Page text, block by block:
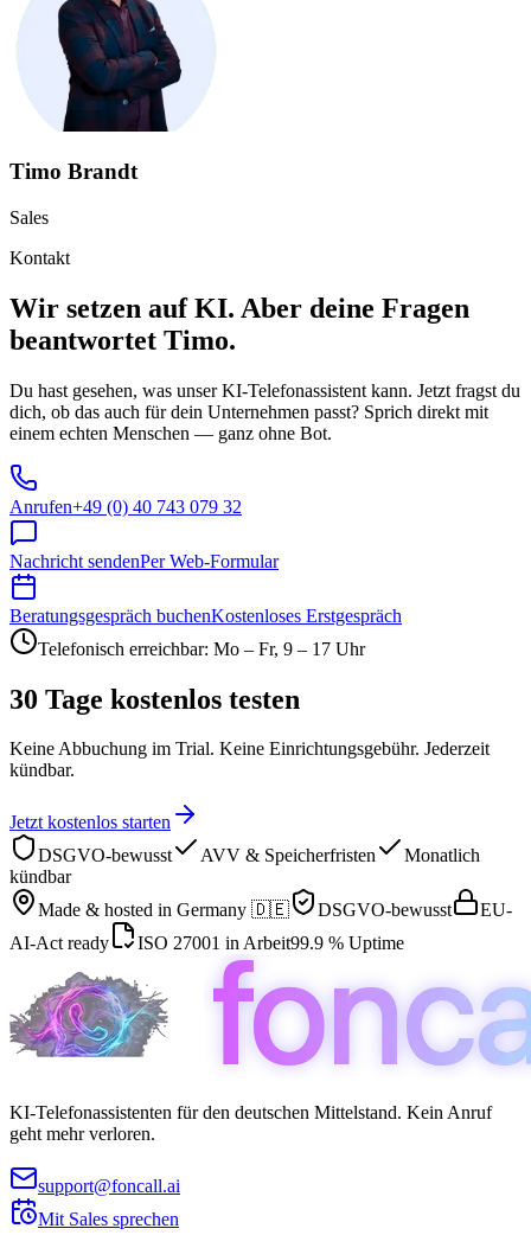
Timo Brandt
Sales
Kontakt
Wir setzen auf KI. Aber deine Fragen
beantwortet Timo.
Du hast gesehen, was unser KI-Telefonassistent kann. Jetzt fragst du
dich, ob das auch für dein Unternehmen passt? Sprich direkt mit
einem echten Menschen — ganz ohne Bot.
Anrufen+49 (0) 40 743 079 32
Nachricht sendenPer Web-Formular
Beratungsgespräch buchenKostenloses Erstgespräch
Telefonisch erreichbar: Mo – Fr, 9 – 17 Uhr
30 Tage kostenlos testen
Keine Abbuchung im Trial. Keine Einrichtungsgebühr. Jederzeit
kündbar.
Jetzt kostenlos starten
DSGVO-bewusst
AVV & Speicherfristen
Monatlich
kündbar
Made & hosted in Germany 🇩🇪 DSGVO-bewusst
EU-
AI-Act ready
ISO 27001 in Arbeit99.9 % Uptime
KI-Telefonassistenten für den deutschen Mittelstand. Kein Anruf
geht mehr verloren.
support@foncall.ai
Mit Sales sprechen